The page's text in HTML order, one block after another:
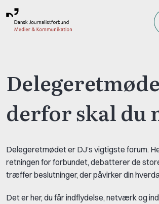
derfor skal du
Delegeretmødet er DJ’s vigtigste forum.
retningen for forbundet, debatterer de
træffer beslutninger, der påvirker din
Det er her, du får indflydelse, netværk og